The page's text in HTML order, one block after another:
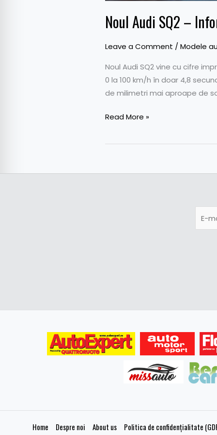
Noul Audi SQ2 –
Leave a Comment / Modele
Noul Audi SQ2 vine cu cifre
0 la 100 km/h în doar 4,8
de milimetri mai aproape de
Read More »
Home Despre noi About us Politica de confidențialitate